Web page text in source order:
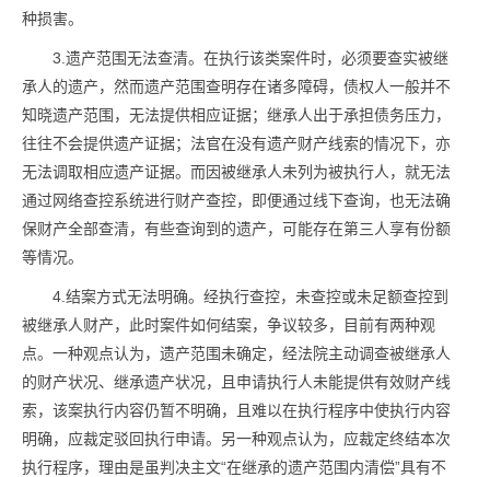
种损害。
3.遗产范围无法查清。在执行该类案件时，必须要查实被继
承人的遗产，然而遗产范围查明存在诸多障碍，债权人一般并不
知晓遗产范围，无法提供相应证据；继承人出于承担债务压力，
往往不会提供遗产证据；法官在没有遗产财产线索的情况下，亦
无法调取相应遗产证据。而因被继承人未列为被执行人，就无法
通过网络查控系统进行财产查控，即便通过线下查询，也无法确
保财产全部查清，有些查询到的遗产，可能存在第三人享有份额
等情况。
4.结案方式无法明确。经执行查控，未查控或未足额查控到
被继承人财产，此时案件如何结案，争议较多，目前有两种观
点。一种观点认为，遗产范围未确定，经法院主动调查被继承人
的财产状况、继承遗产状况，且申请执行人未能提供有效财产线
索，该案执行内容仍暂不明确，且难以在执行程序中使执行内容
明确，应裁定驳回执行申请。另一种观点认为，应裁定终结本次
执行程序，理由是虽判决主文“在继承的遗产范围内清偿”具有不